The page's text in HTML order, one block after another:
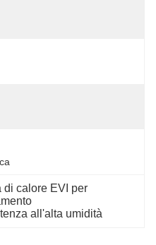
di calore EVI per
all'alta umidità